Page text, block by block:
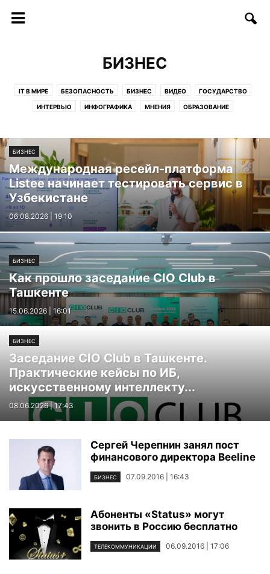
БИЗНЕС
IT В МИРЕ БЕЗОПАСНОСТЬ БИЗНЕС ВИДЕО ГОСУДАРСТВО
ИНТЕРВЬЮ ИНФОГРАФИКА МНЕНИЯ ОБРАЗОВАНИЕ
ТЕЛЕКОММУНИКАЦИИ ТЕХНОЛОГИИ ФИНАНСЫ ФОТО
БИЗНЕС
Международная ресейл-платформа
Listee начинает тестировать сервис в
Узбекистане
06.08.2026 | 19:10
БИЗНЕС
Как прошло заседание CIO Club в
Ташкенте
15.06.2026 | 16:01
БИЗНЕС
Заседание CIO Club в Ташкенте.
Практические кейсы по ИБ,
искусственному интеллекту...
08.06.2026 | 17:43
Сергей Черепнин занял пост
финансового директора Beeline
БИЗНЕС 07.09.2016 | 16:43
Абоненты «Status» могут
звонить в Россию бесплатно
ТЕЛЕКОММУНИКАЦИИ 06.09.2016 | 17:06